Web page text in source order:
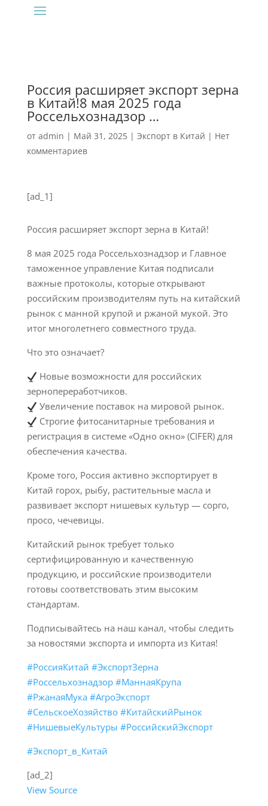
‍Россия расширяет экспорт зерна
в Китай!8 мая 2025 года
Россельхознадзор …
от admin | Май 31, 2025| Экспорт в Китай | Нет
комментариев
[ad_1]
Россия расширяет экспорт зерна в Китай!
8 мая 2025 года Россельхознадзор и Главное
таможенное управление Китая подписали
важные протоколы, которые открывают
российским производителям путь на китайский
рынок с манной крупой и ржаной мукой. Это
итог многолетнего совместного труда.
Что это означает?
Новые возможности для российских
зернопереработчиков.
Увеличение поставок на мировой рынок.
Строгие фитосанитарные требования и
регистрация в системе «Одно окно» (CIFER) для
обеспечения качества.
Кроме того, Россия активно экспортирует в
Китай горох, рыбу, растительные масла и
развивает экспорт нишевых культур — сорго,
просо, чечевицы.
Китайский рынок требует только
сертифицированную и качественную
продукцию, и российские производители
готовы соответствовать этим высоким
стандартам.
Подписывайтесь на наш канал, чтобы следить
за новостями экспорта и импорта из Китая!
#РоссияКитай #ЭкспортЗерна
#Россельхознадзор #МаннаяКрупа
#РжанаяМука #АгроЭкспорт
#СельскоеХозяйство #КитайскийРынок
#НишевыеКультуры #РоссийскийЭкспорт
#Экспорт_в_Китай
[ad_2]
View Source